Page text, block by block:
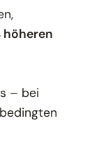
höheren
– bei